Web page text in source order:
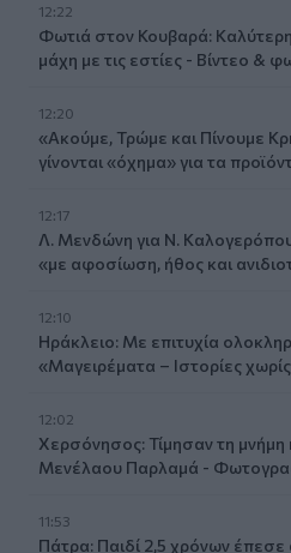
12:22
Φωτιά στον Κουβαρά: Καλύτερη
μάχη με τις εστίες - Βίντεο &
12:20
«Ακούμε, Τρώμε και Πίνουμε
γίνονται «όχημα» για τα
12:17
Λ. Μενδώνη για Ν.
«με αφοσίωση, ήθος και
12:10
Ηράκλειο: Με επιτυχία
«Μαγειρέματα – Ιστορίες
12:02
Χερσόνησος: Τίμησαν τη
Μενέλαου Παρλαμά -
11:53
Πάτρα: Παιδί 2,5 χρόνων